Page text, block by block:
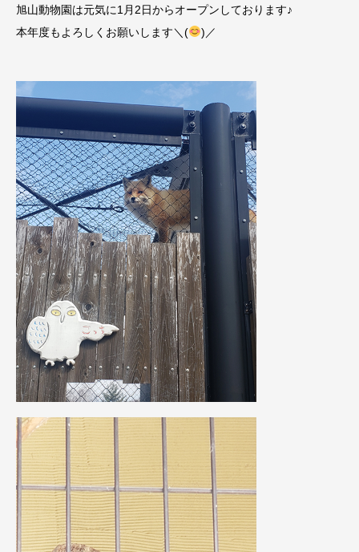
旭山動物園は元気に1月2日からオープンしております♪
本年度もよろしくお願いします＼(
)／